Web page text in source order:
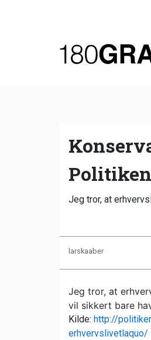
Jeg tror, at
larskaaber
Jeg tror, at
vil sikkert bare
Kilde: http://
erhvervslivetlaquo/